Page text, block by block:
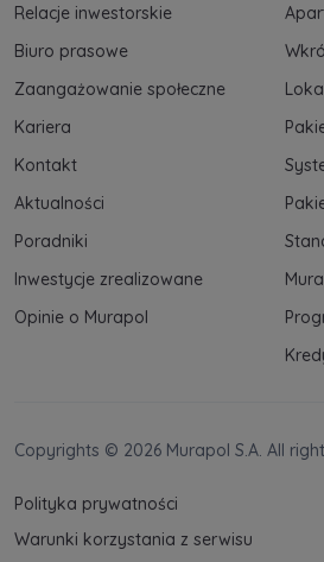
Relacje inwestorskie
Biuro prasowe
Zaangażowanie społeczne
Kariera
Kontakt
Aktualności
Poradniki
Inwestycje zrealizowane
Opinie o Murapol
Copyrights © 2026 Murapol S.A. All
Polityka prywatności
Warunki korzystania z serwisu